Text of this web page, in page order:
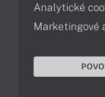
043 4224
Analytické
Marketingové